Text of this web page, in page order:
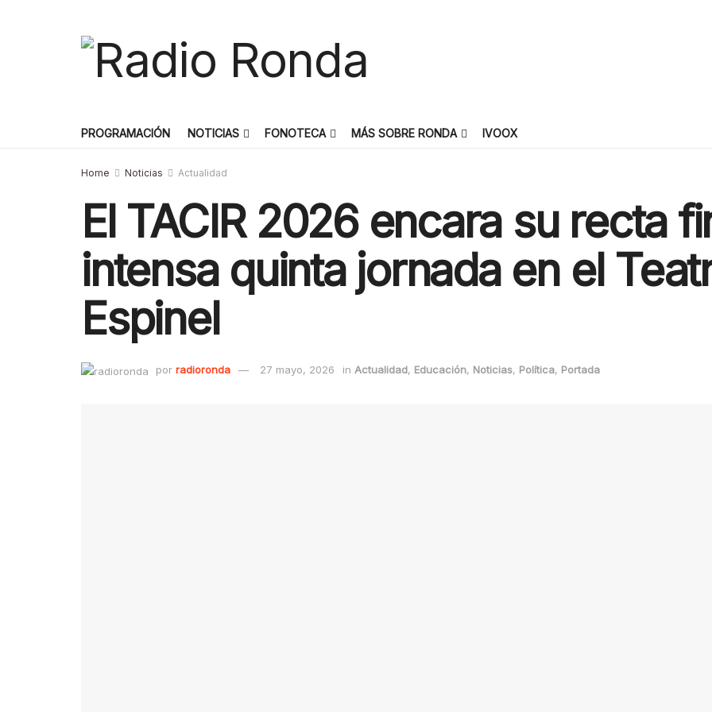
PROGRAMACIÓN NOTICIAS FONOTECA MÁS SOBRE RONDA IVOOX
Home Noticias Actualidad
El TACIR 2026 encara su recta
intensa quinta jornada en el
Espinel
por radioronda 27 mayo, 2026 in Actualidad, Educación, Noticias, Política, Portada